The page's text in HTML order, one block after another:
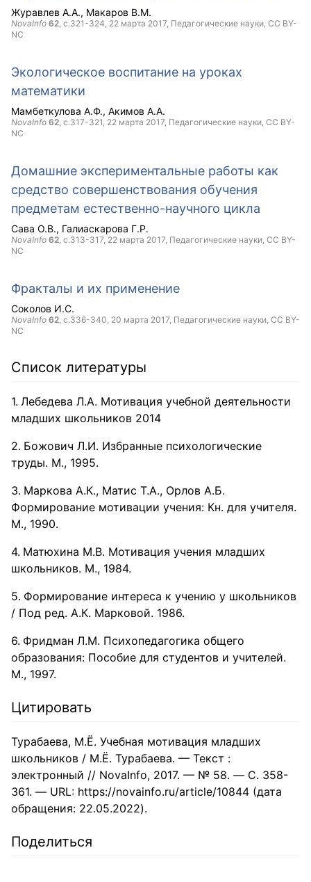
Журавлев А.А. Макаров В.М.
NovaInfo 62, с.321-324, 22 марта 2017, Педагогические науки, CC BY-
NC
Экологическое воспитание на уроках
математики
Мамбеткулова А.Ф. Акимов А.А.
NovaInfo 62, с.317-321, 22 марта 2017, Педагогические науки, CC BY-
NC
Домашние экспериментальные работы как
средство совершенствования обучения
предметам естественно-научного цикла
Сава О.В. Галиаскарова Г.Р.
NovaInfo 62, с.313-317, 22 марта 2017, Педагогические науки, CC BY-
NC
Фракталы и их применение
Соколов И.С.
NovaInfo 62, с.336-340, 20 марта 2017, Педагогические науки, CC BY-
NC
Список литературы
Лебедева Л.А. Мотивация учебной деятельности
младших школьников 2014
Божович Л.И. Избранные психологические
труды. М., 1995.
Маркова А.К., Матис Т.А., Орлов А.Б.
Формирование мотивации учения: Кн. для учителя.
М., 1990.
Матюхина М.В. Мотивация учения младших
школьников. М., 1984.
Формирование интереса к учению у школьников
/ Под ред. А.К. Марковой. 1986.
Фридман Л.М. Психопедагогика общего
образования: Пособие для студентов и учителей.
М., 1997.
Цитировать
Турабаева, М.Ё. Учебная мотивация младших
школьников / М.Ё. Турабаева. — Текст :
электронный // NovaInfo, 2017. — № 58. — С. 358-
361. — URL: https://novainfo.ru/article/10844 (дата
обращения: 22.05.2022).
Поделиться